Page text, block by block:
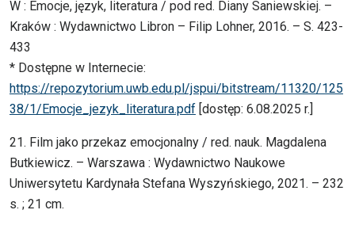
W : Emocje, język, literatura / pod red. Diany Saniewskiej. –
Kraków : Wydawnictwo Libron – Filip Lohner, 2016. – S. 423-
433
* Dostępne w Internecie:
https://repozytorium.uwb.edu.pl/jspui/bitstream/11320/125
38/1/Emocje_jezyk_literatura.pdf [dostęp: 6.08.2025 r.]
21. Film jako przekaz emocjonalny / red. nauk. Magdalena
Butkiewicz. – Warszawa : Wydawnictwo Naukowe
Uniwersytetu Kardynała Stefana Wyszyńskiego, 2021. – 232
s. ; 21 cm.